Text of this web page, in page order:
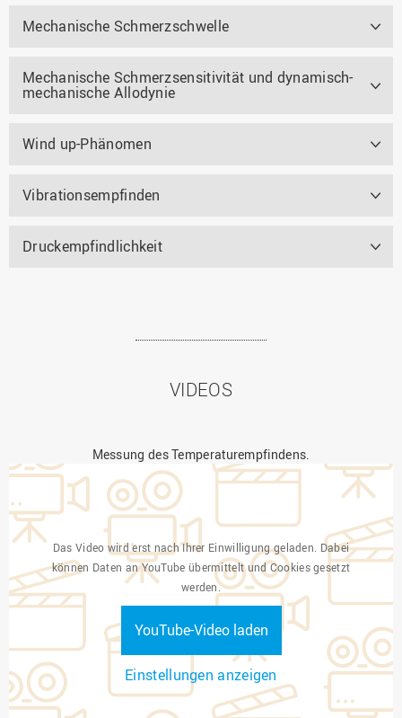
Mechanische Schmerzschwelle
Mechanische Schmerzsensitivität und dynamisch-
mechanische Allodynie
Wind up-Phänomen
Vibrationsempfinden
Druckempfindlichkeit
VIDEOS
Messung des Temperaturempfindens.
Das Video wird erst nach Ihrer Einwilligung geladen. Dabei
können Daten an YouTube übermittelt und Cookies gesetzt
werden.
YouTube-Video laden
Einstellungen anzeigen